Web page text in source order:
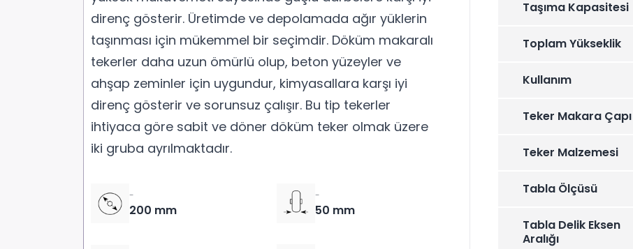
direnç gösterir. Üretimde ve depolamada ağır yüklerin
taşınması için mükemmel bir seçimdir. Döküm makaralı
tekerler daha uzun ömürlü olup, beton yüzeyler ve
ahşap zeminler için uygundur, kimyasallara karşı iyi
direnç gösterir ve sorunsuz çalışır. Bu tip tekerler
ihtiyaca göre sabit ve döner döküm teker olmak üzere
iki gruba ayrılmaktadır.
-
200 mm
-
50 mm
Taşıma Kapasitesi
Toplam Yükseklik
Kullanım
Teker Makara Çapı
Teker Malzemesi
Tabla Ölçüsü
Tabla Delik Eksen
Aralığı